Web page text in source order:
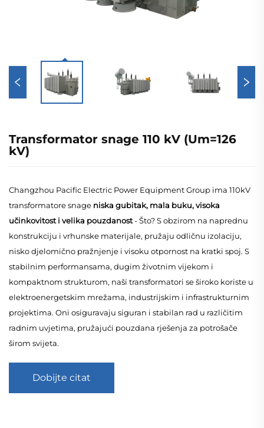
Transformator snage 110 kV (Um=126
kV)
Changzhou Pacific Electric Power Equipment Group ima 110kV
transformatore snage niska gubitak, mala buku, visoka
učinkovitost i velika pouzdanost- Što? S obzirom na naprednu
konstrukciju i vrhunske materijale, pružaju odličnu izolaciju,
nisko djelomično pražnjenje i visoku otpornost na kratki spoj. S
stabilnim performansama, dugim životnim vijekom i
kompaktnom strukturom, naši transformatori se široko koriste u
elektroenergetskim mrežama, industrijskim i infrastrukturnim
projektima. Oni osiguravaju siguran i stabilan rad u različitim
radnim uvjetima, pružajući pouzdana rješenja za potrošače
širom svijeta.
Dobijte citat